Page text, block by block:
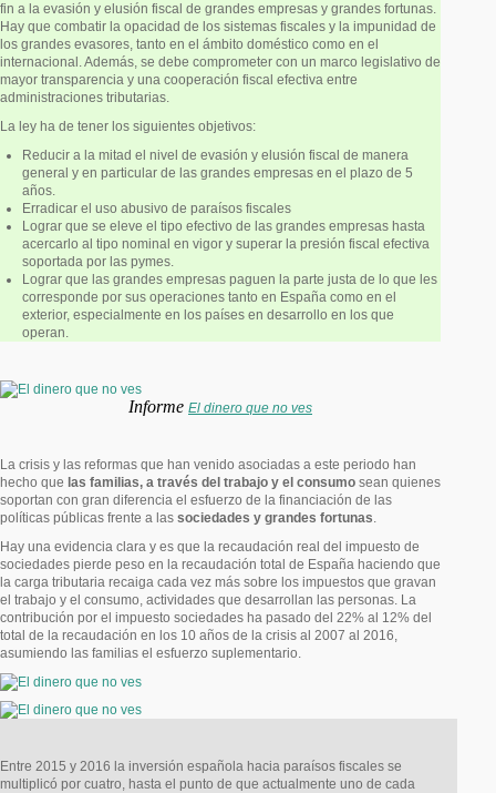
fin a la evasión y elusión fiscal de grandes empresas y grandes fortunas.
Hay que combatir la opacidad de los sistemas fiscales y la impunidad de
los grandes evasores, tanto en el ámbito doméstico como en el
internacional. Además, se debe comprometer con un marco legislativo de
mayor transparencia y una cooperación fiscal efectiva entre
administraciones tributarias.
La ley ha de tener los siguientes objetivos:
Reducir a la mitad el nivel de evasión y elusión fiscal de manera
general y en particular de las grandes empresas en el plazo de 5
años.
Erradicar el uso abusivo de paraísos fiscales
Lograr que se eleve el tipo efectivo de las grandes empresas hasta
acercarlo al tipo nominal en vigor y superar la presión fiscal efectiva
soportada por las pymes.
Lograr que las grandes empresas paguen la parte justa de lo que les
corresponde por sus operaciones tanto en España como en el
exterior, especialmente en los países en desarrollo en los que
operan.
Informe El dinero que no ves
La crisis y las reformas que han venido asociadas a este periodo han
hecho que las familias, a través del trabajo y el consumo sean quienes
soportan con gran diferencia el esfuerzo de la financiación de las
políticas públicas frente a las sociedades y grandes fortunas.
Hay una evidencia clara y es que la recaudación real del impuesto de
sociedades pierde peso en la recaudación total de España haciendo que
la carga tributaria recaiga cada vez más sobre los impuestos que gravan
el trabajo y el consumo, actividades que desarrollan las personas. La
contribución por el impuesto sociedades ha pasado del 22% al 12% del
total de la recaudación en los 10 años de la crisis al 2007 al 2016,
asumiendo las familias el esfuerzo suplementario.
Entre 2015 y 2016 la inversión española hacia paraísos fiscales se
multiplicó por cuatro, hasta el punto de que actualmente uno de cada